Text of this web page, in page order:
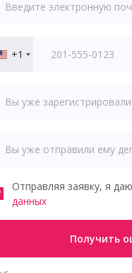
United
+1
Отправляя заявку, я
данных
Получить